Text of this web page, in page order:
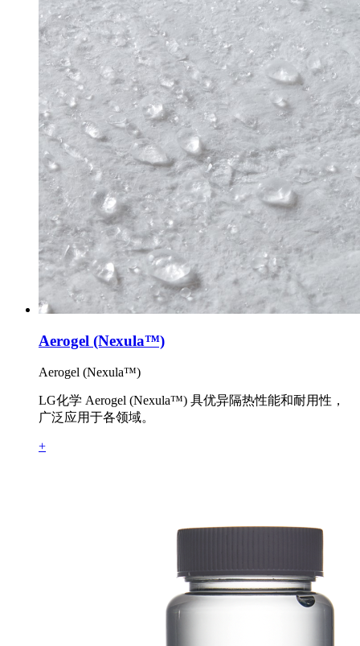
Aerogel (Nexula™)
Aerogel (Nexula™)
LG化学 Aerogel (Nexula™) 具优异隔热性能和耐用性，
广泛应用于各领域。
+